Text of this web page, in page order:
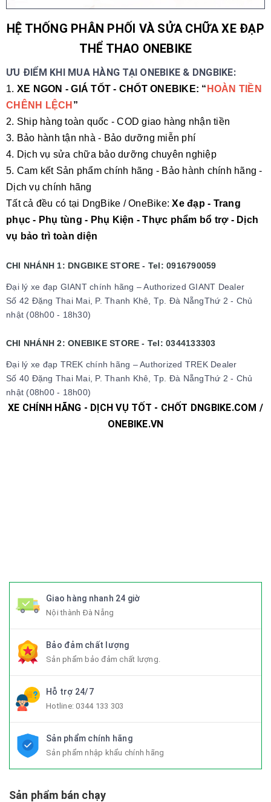
HỆ THỐNG PHÂN PHỐI VÀ SỬA CHỮA XE ĐẠP
THỂ THAO ONEBIKE
ƯU ĐIỂM KHI MUA HÀNG TẠI ONEBIKE & DNGBIKE:
1. XE NGON - GIÁ TỐT - CHỐT ONEBIKE: “ HOÀN TIỀN
CHÊNH LỆCH ”
2. Ship hàng toàn quốc - COD giao hàng nhận tiền
3. Bảo hành tận nhà - Bảo dưỡng miễn phí
4. Dịch vụ sửa chữa bảo dưỡng chuyên nghiệp
5. Cam kết Sản phẩm chính hãng - Bảo hành chính hãng -
Dịch vụ chính hãng
Tất cả đều có tại DngBike / OneBike: Xe đạp - Trang
phục - Phụ tùng - Phụ Kiện - Thực phẩm bổ trợ - Dịch
vụ bảo trì toàn diện
CHI NHÁNH 1: DNGBIKE STORE - Tel: 0916790059
Đại lý xe đạp GIANT chính hãng – Authorized GIANT Dealer
Số 42 Đặng Thai Mai, P. Thanh Khê, Tp. Đà NẵngThứ 2 - Chủ
nhật (08h00 - 18h30)
CHI NHÁNH 2: ONEBIKE STORE - Tel: 0344133303
Đại lý xe đạp TREK chính hãng – Authorized TREK Dealer
Số 40 Đặng Thai Mai, P. Thanh Khê, Tp. Đà NẵngThứ 2 - Chủ
nhật (08h00 - 18h00)
XE CHÍNH HÃNG - DỊCH VỤ TỐT - CHỐT DNGBIKE.COM /
ONEBIKE.VN
Giao hàng nhanh 24 giờ
Nội thành Đà Nẵng
Bảo đảm chất lượng
Sản phẩm bảo đảm chất lượng.
Hỗ trợ 24/7
Hotline:0344 133 303
Sản phẩm chính hãng
Sản phẩm nhập khẩu chính hãng
Sản phẩm bán chạy